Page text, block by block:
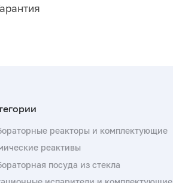
реакторы и комплектующие
реактивы
посуда из стекла